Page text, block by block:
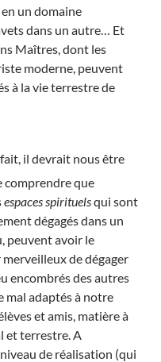
un domaine
dans un autre… Et
Maîtres, dont les
moderne, peuvent
à la vie terrestre de
fait, il devrait nous être
comprendre que
espaces spirituelsqui sont
dégagés dans un
peuvent avoir le
de dégager
encombrés des autres
mal adaptés à notre
et amis, matière à
et terrestre. A
de réalisation (qui